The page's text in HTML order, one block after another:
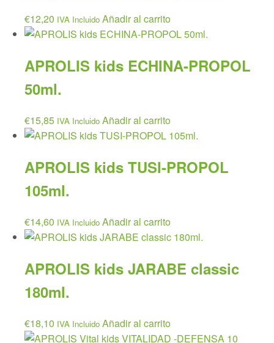
€12,20 IVA Incluido Añadir al carrito
APROLIS kids ECHINA-PROPOL
50ml.
€15,85 IVA Incluido Añadir al carrito
APROLIS kids TUSI-PROPOL
105ml.
€14,60 IVA Incluido Añadir al carrito
APROLIS kids JARABE classic
180ml.
€18,10 IVA Incluido Añadir al carrito